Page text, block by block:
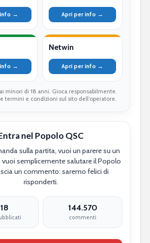
→ Apri per info →
→
Netwin
Apri per info →
minori di 18 anni. Gioca responsabilmente.
termini e condizioni sul sito dell’operatore.
nel Popolo QSC
sulla partita, vuoi un parere su un
semplicemente salutare il Popolo
un commento: saremo felici di
risponderti.
144.570
commenti